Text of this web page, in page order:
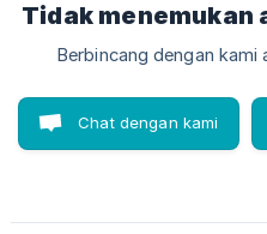
Tidak menemukan
Berbincang dengan kami
Chat dengan kami